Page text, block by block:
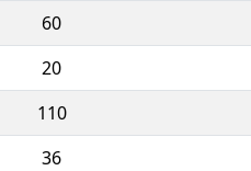
60
20
110
36